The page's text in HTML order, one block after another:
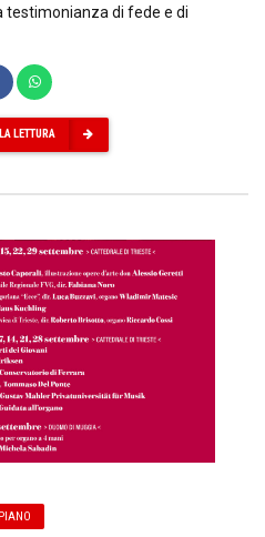
testimonianza di fede e di
LETTURA